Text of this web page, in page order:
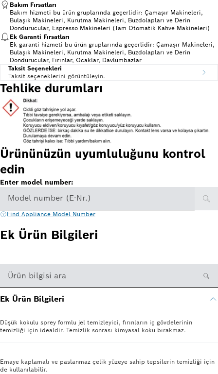
Bakım Fırsatları
Bakım hizmeti bu ürün gruplarında geçerlidir: Çamaşır Makineleri,
Bulaşık Makineleri, Kurutma Makineleri, Buzdolapları ve Derin
Dondurucular, Espresso Makineleri (Tam Otomatik Kahve Makineleri)
Ek Garanti Fırsatları
Ek garanti hizmeti bu ürün gruplarında geçerlidir: Çamaşır Makineleri,
Bulaşık Makineleri, Kurutma Makineleri, Buzdolapları ve Derin
Dondurucular, Fırınlar, Ocaklar, Davlumbazlar
Taksit Seçenekleri
Taksit seçeneklerini görüntüleyin.
Tehlike durumları
Ürününüzün uyumluluğunu kontrol
edin
Enter model number:
Model number (E-Nr.)
Find Appliance Model Number
Ek Ürün Bilgileri
Ürün bilgisi ara
Ek Ürün Bilgileri
Düşük kokulu sprey formlu jel temizleyici, fırınların iç gövdelerinin
temizliği için idealdir. Temizlik sonrası kimyasal koku bırakmaz.
Emaye kaplamalı ve paslanmaz çelik yüzeye sahip tepsilerin temizliği için
de kullanılabilir.